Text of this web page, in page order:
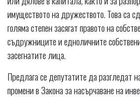
имуществото на дружеството. Това са
голяма степен засягат правото на
съдружниците и едноличните
засегнатите лица.
Предлага се депутатите да разгледат
промени в Закона за насърчаване на